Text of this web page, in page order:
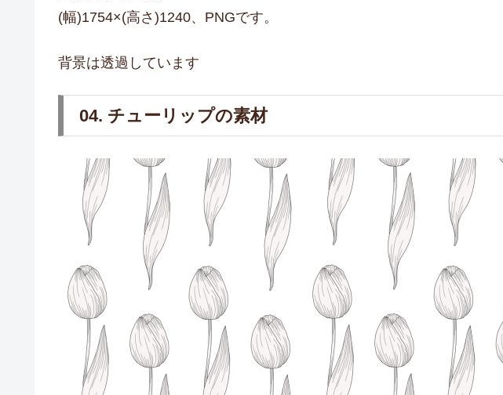
(幅)1754×(高さ)1240、PNGです。
背景は透過しています
04. チューリップの素材